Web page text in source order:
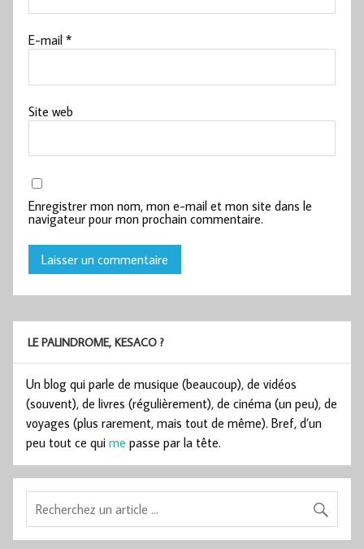
E-mail*
Site web
Enregistrer mon nom, mon e-mail et mon site dans le
navigateur pour mon prochain commentaire.
LE PALINDROME, KESACO ?
Un blog qui parle de musique (beaucoup), de vidéos
(souvent), de livres (régulièrement), de cinéma (un peu), de
voyages (plus rarement, mais tout de même). Bref, d’un
peu tout ce qui me passe par la tête.